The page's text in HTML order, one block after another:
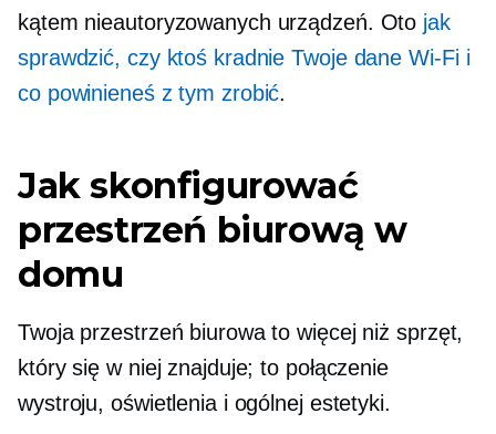
kątem nieautoryzowanych urządzeń. Oto jak
sprawdzić, czy ktoś kradnie Twoje daneWi-Fii
co powinieneś z tym zrobić.
Jak skonfigurować
przestrzeń biurową w
domu
Twoja przestrzeń biurowa to więcej niż sprzęt,
który się w niej znajduje; to połączenie
wystroju, oświetlenia i ogólnej estetyki.